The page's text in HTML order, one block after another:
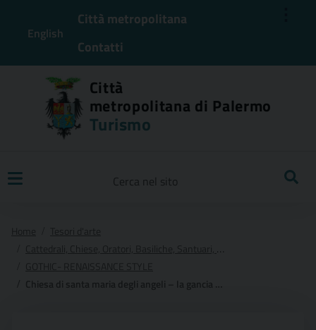
English
Città metropolitana
Contatti
Città
metropolitana di Palermo
Turismo